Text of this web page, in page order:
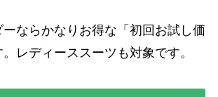
ならかなりお得な「初回お試し価
レディーススーツも対象です。